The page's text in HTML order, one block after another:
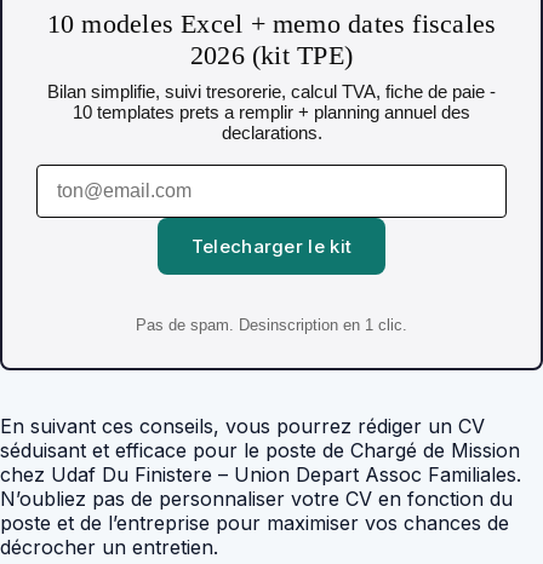
10 modeles Excel + memo dates fiscales
2026 (kit TPE)
Bilan simplifie, suivi tresorerie, calcul TVA, fiche de paie -
10 templates prets a remplir + planning annuel des
declarations.
Telecharger le kit
Pas de spam. Desinscription en 1 clic.
En suivant ces conseils, vous pourrez rédiger un CV
séduisant et efficace pour le poste de Chargé de Mission
chez Udaf Du Finistere – Union Depart Assoc Familiales.
N’oubliez pas de personnaliser votre CV en fonction du
poste et de l’entreprise pour maximiser vos chances de
décrocher un entretien.